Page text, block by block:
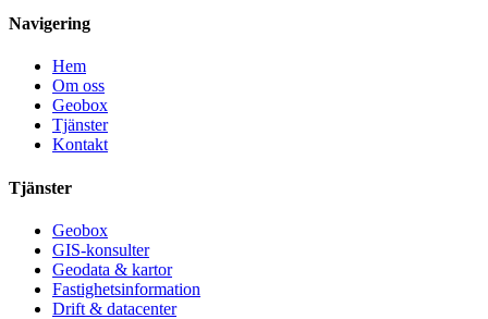
Navigering
Hem
Om oss
Geobox
Tjänster
Kontakt
Tjänster
Geobox
GIS-konsulter
Geodata & kartor
Fastighetsinformation
Drift & datacenter